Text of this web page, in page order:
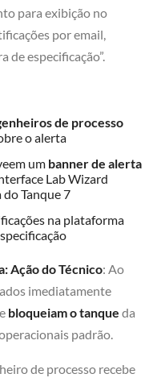
para exibição no
por email,
de especificação”.
de processo
o alerta
um banner de alerta
Lab Wizard
Tanque 7
na plataforma
Ação do Técnico: Ao
imediatamente
e bloqueiam o tanque da
padrão.
de processo recebe